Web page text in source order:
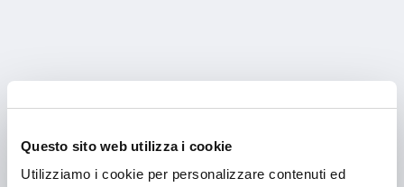
Questo sito web utilizza i cookie
Utilizziamo i cookie per personalizzare contenuti ed